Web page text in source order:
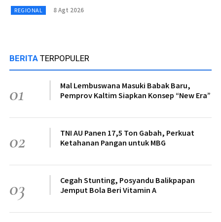
REGIONAL 8 Agt 2026
BERITA TERPOPULER
01
Mal Lembuswana Masuki Babak Baru,
Pemprov Kaltim Siapkan Konsep “New Era”
02
TNI AU Panen 17,5 Ton Gabah, Perkuat
Ketahanan Pangan untuk MBG
03
Cegah Stunting, Posyandu Balikpapan
Jemput Bola Beri Vitamin A